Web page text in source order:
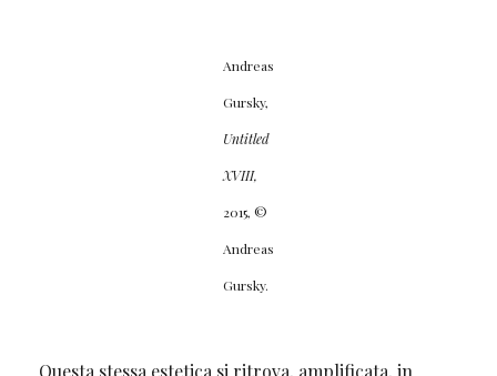
Andreas
Gursky,
Untitled
XVIII,
2015, ©
Andreas
Gursky.
Questa stessa estetica si ritrova, amplificata, in